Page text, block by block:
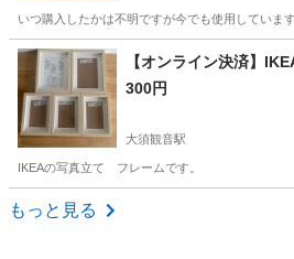
いつ購入したかは不明ですが今でも使用していま
愛知 知多郡 知多武豊駅 照明器具
【オンライン決済】
300円
大須観音駅
IKEAの写真立て フレームです。
愛知 名古屋市
もっと見る